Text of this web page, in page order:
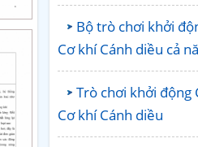
Bộ trò chơi khởi
Cơ khí Cánh diều cả
Trò chơi khởi động
Cơ khí Cánh diều